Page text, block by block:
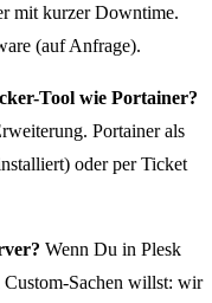
mit kurzer Downtime.
(auf Anfrage).
Tool wie Portainer?
Portainer als
oder per Ticket
Wenn Du in Plesk
Custom-Sachen willst: wir